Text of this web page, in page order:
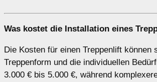
Was kostet die Installation eines
Die Kosten für einen Treppenlift
Treppenform und die individuellen
3.000 € bis 5.000 €, während